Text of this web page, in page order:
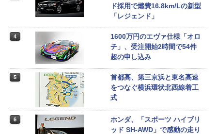
ド採用で燃費16.8km/Lの新型
「レジェンド」
4
1600万円のエヴァ仕様「オロ
チ」、受注開始2時間で54件
超の申し込み
5
首都高、第三京浜と東名高速
をつなぐ横浜環状北西線着工
式
6
ホンダ、「スポーツ ハイブリ
ッド SH-AWD」で感動の走り